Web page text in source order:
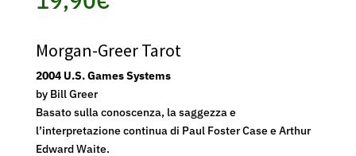
Morgan-Greer Tarot
2004 U.S. Games Systems
by Bill Greer
Basato sulla conoscenza, la saggezza e
l’interpretazione continua di Paul Foster Case e Arthur
Edward Waite.